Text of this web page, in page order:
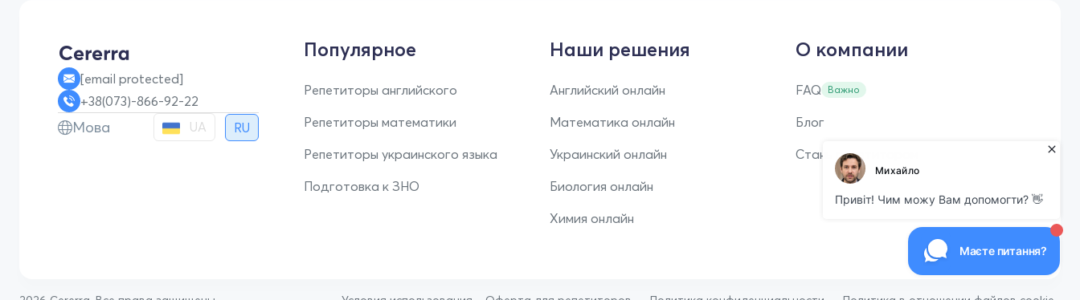
[email protected]
+38(073)-866-92-22
Мова UA RU
Популярное
Репетиторы английского
Репетиторы математики
Репетиторы украинского языка
Подготовка к ЗНО
Наши решения
Английский онлайн
Математика онлайн
Украинский онлайн
Биология онлайн
Химия онлайн
О компании
FAQ Важно
Блог
Стань репетитором